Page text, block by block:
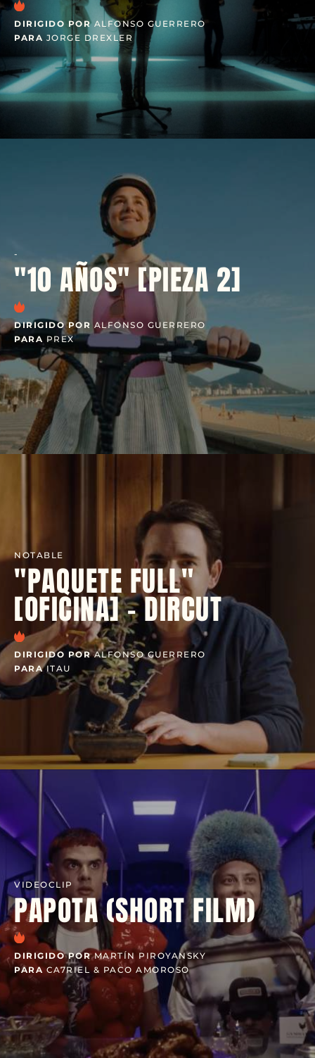
DIRIGIDO POR ALFONSO GUERRERO
PARA JORGE DREXLER
-
"10 AÑOS" [PIEZA 2]
DIRIGIDO POR ALFONSO GUERRERO
PARA PREX
NOTABLE
"PAQUETE FULL"
[OFICINA] - DIRCUT
DIRIGIDO PORALFONSO GUERRERO
PARAITAU
VIDEOCLIP
PAPOTA (SHORT FILM)
DIRIGIDO PORMARTÍN PIROYANSKY
PARACA7RIEL & PACO AMOROSO